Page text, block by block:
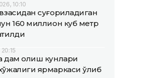
10:10
суғориладиган
160 миллион куб метр
дам олиш кунлари
ярмаркаси ўлиб